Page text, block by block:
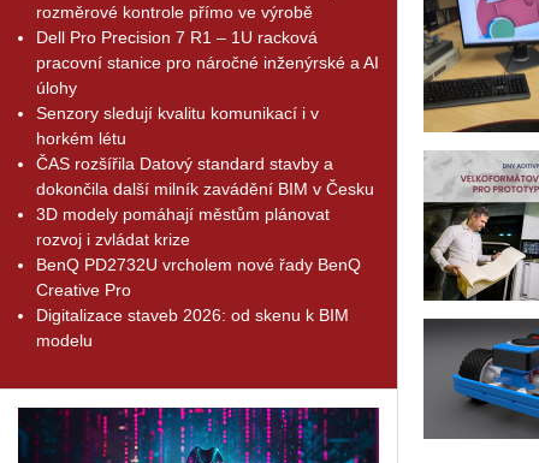
rozměrové kontrole přímo ve výrobě
Dell Pro Precision 7 R1 – 1U racková
pracovní stanice pro náročné inženýrské a AI
úlohy
Senzory sledují kvalitu komunikací i v
horkém létu
ČAS rozšířila Datový standard stavby a
dokončila další milník zavádění BIM v Česku
3D modely pomáhají městům plánovat
rozvoj i zvládat krize
BenQ PD2732U vrcholem nové řady BenQ
Creative Pro
Digitalizace staveb 2026: od skenu k BIM
modelu